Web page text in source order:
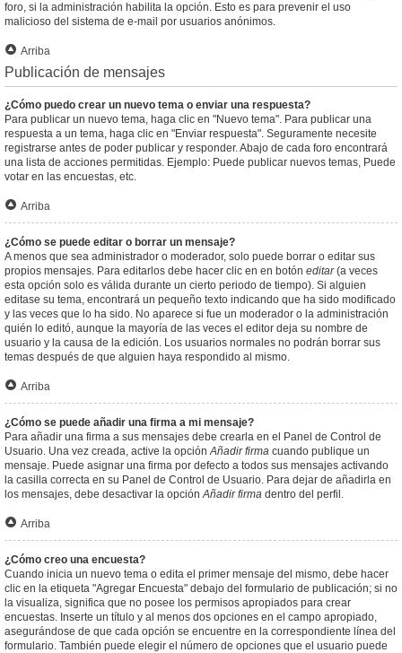
foro, si la administración habilita la opción. Esto es para prevenir el uso
malicioso del sistema de e-mail por usuarios anónimos.
Arriba
Publicación de mensajes
¿Cómo puedo crear un nuevo tema o enviar una respuesta?
Para publicar un nuevo tema, haga clic en "Nuevo tema". Para publicar una
respuesta a un tema, haga clic en "Enviar respuesta". Seguramente necesite
registrarse antes de poder publicar y responder. Abajo de cada foro encontrará
una lista de acciones permitidas. Ejemplo: Puede publicar nuevos temas, Puede
votar en las encuestas, etc.
Arriba
¿Cómo se puede editar o borrar un mensaje?
A menos que sea administrador o moderador, solo puede borrar o editar sus
propios mensajes. Para editarlos debe hacer clic en en botón editar(a veces
esta opción solo es válida durante un cierto periodo de tiempo). Si alguien
editase su tema, encontrará un pequeño texto indicando que ha sido modificado
y las veces que lo ha sido. No aparece si fue un moderador o la administración
quién lo editó, aunque la mayoría de las veces el editor deja su nombre de
usuario y la causa de la edición. Los usuarios normales no podrán borrar sus
temas después de que alguien haya respondido al mismo.
Arriba
¿Cómo se puede añadir una firma a mi mensaje?
Para añadir una firma a sus mensajes debe crearla en el Panel de Control de
Usuario. Una vez creada, active la opciónAñadir firma cuando publique un
mensaje. Puede asignar una firma por defecto a todos sus mensajes activando
la casilla correcta en su Panel de Control de Usuario. Para dejar de añadirla en
los mensajes, debe desactivar la opciónAñadir firma dentro del perfil.
Arriba
¿Cómo creo una encuesta?
Cuando inicia un nuevo tema o edita el primer mensaje del mismo, debe hacer
clic en la etiqueta "Agregar Encuesta" debajo del formulario de publicación; si no
la visualiza, significa que no posee los permisos apropiados para crear
encuestas. Inserte un título y al menos dos opciones en el campo apropiado,
asegurándose de que cada opción se encuentre en la correspondiente línea del
formulario. También puede elegir el número de opciones que el usuario puede